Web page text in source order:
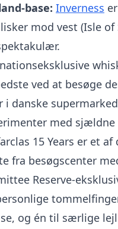
base: Inverness
mod vest (Isle
ved at besøge
i danske
med
15 Years er et
fra besøgscenter
Reserve-
og én til særlige